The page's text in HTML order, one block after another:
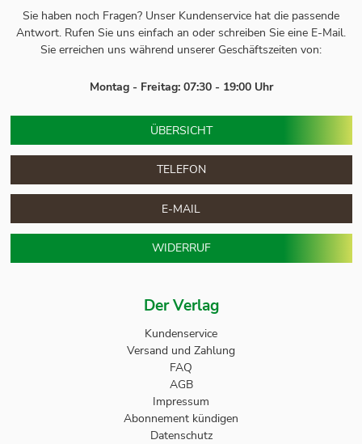
Der Verlag
Kundenservice
Versand und Zahlung
FAQ
AGB
Impressum
Abonnement kündigen
Datenschutz
Sie haben noch Fragen? Unser Kundenservice hat die passende
Antwort. Rufen Sie uns einfach an oder schreiben Sie eine E-Mail.
Sie erreichen uns während unserer Geschäftszeiten von:
Montag - Freitag: 07:30 - 19:00 Uhr
ÜBERSICHT
TELEFON
E-MAIL
WIDERRUF